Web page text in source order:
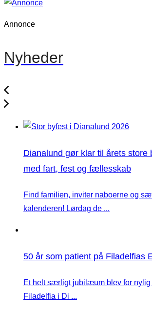
Annonce
Nyheder
Dianalund gør klar til årets store
med fart, fest og fællesskab
Find familien, inviter naboerne og
kalenderen! Lørdag de ...
50 år som patient på Filadelfias
Et helt særligt jubilæum blev for nylig
Filadelfia i Di ...